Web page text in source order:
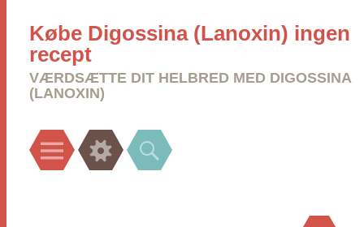
Købe Digossina (Lanoxin) ingen
recept
VÆRDSÆTTE DIT HELBRED MED DIGOSSINA
(LANOXIN)
Menu Widgets Search